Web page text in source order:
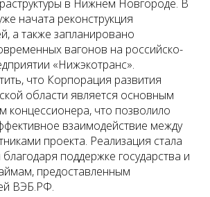
в Нижнем Новгороде. В
начата реконструкция
а также запланировано
вагонов на российско-
«Нижэкотранс».
что Корпорация развития
области является основным
концессионера, что позволило
взаимодействие между
проекта. Реализация стала
поддержке государства и
предоставленным
ВЭБ.РФ.